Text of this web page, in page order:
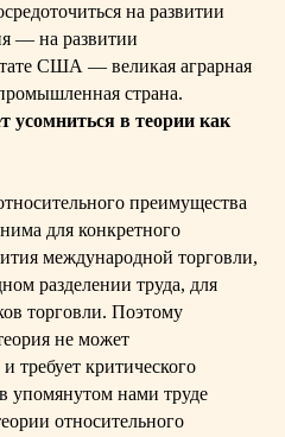
на развитии
— на развитии
США — великая аграрная
страна.
усомниться в теории как
преимущества
для конкретного
международной торговли,
разделении труда, для
торговли. Поэтому
не может
требует критического
упомянутом нами труде
относительного